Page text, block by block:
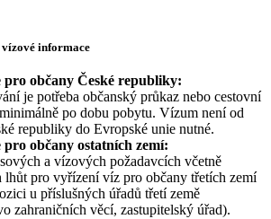
informace
pro občany České republiky:
je potřeba občanský průkaz nebo cestovní
po dobu pobytu. Vízum není od
republiky do Evropské unie nutné.
občany ostatních zemí:
a vízových požadavcích včetně
lhůt pro vyřízení víz pro občany třetích zemí
u příslušných úřadů třetí země
zahraničních věcí, zastupitelský úřad).